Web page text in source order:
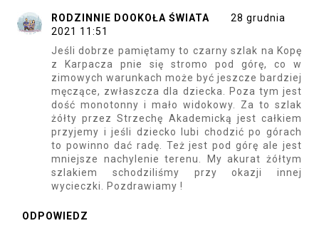
RODZINNIE DOOKOŁA ŚWIATA
28 grudnia
2021 11:51
Jeśli dobrze pamiętamy to czarny szlak na Kopę
z Karpacza pnie się stromo pod górę, co w
zimowych warunkach może być jeszcze bardziej
męczące, zwłaszcza dla dziecka. Poza tym jest
dość monotonny i mało widokowy. Za to szlak
żółty przez Strzechę Akademicką jest całkiem
przyjemy i jeśli dziecko lubi chodzić po górach
to powinno dać radę. Też jest pod górę ale jest
mniejsze nachylenie terenu. My akurat żółtym
szlakiem schodziliśmy przy okazji innej
wycieczki. Pozdrawiamy !
ODPOWIEDZ